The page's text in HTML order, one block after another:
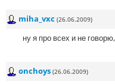
miha_vxc (26.06.2009)
ну я про всех и не
onchoys (26.06.2009)